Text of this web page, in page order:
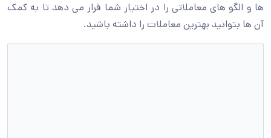
ها و الگو های معاملاتی را در اختیار شما قرار می دهد تا به کمک
آن ها بتوانید بهترین معاملات را داشته باشید.